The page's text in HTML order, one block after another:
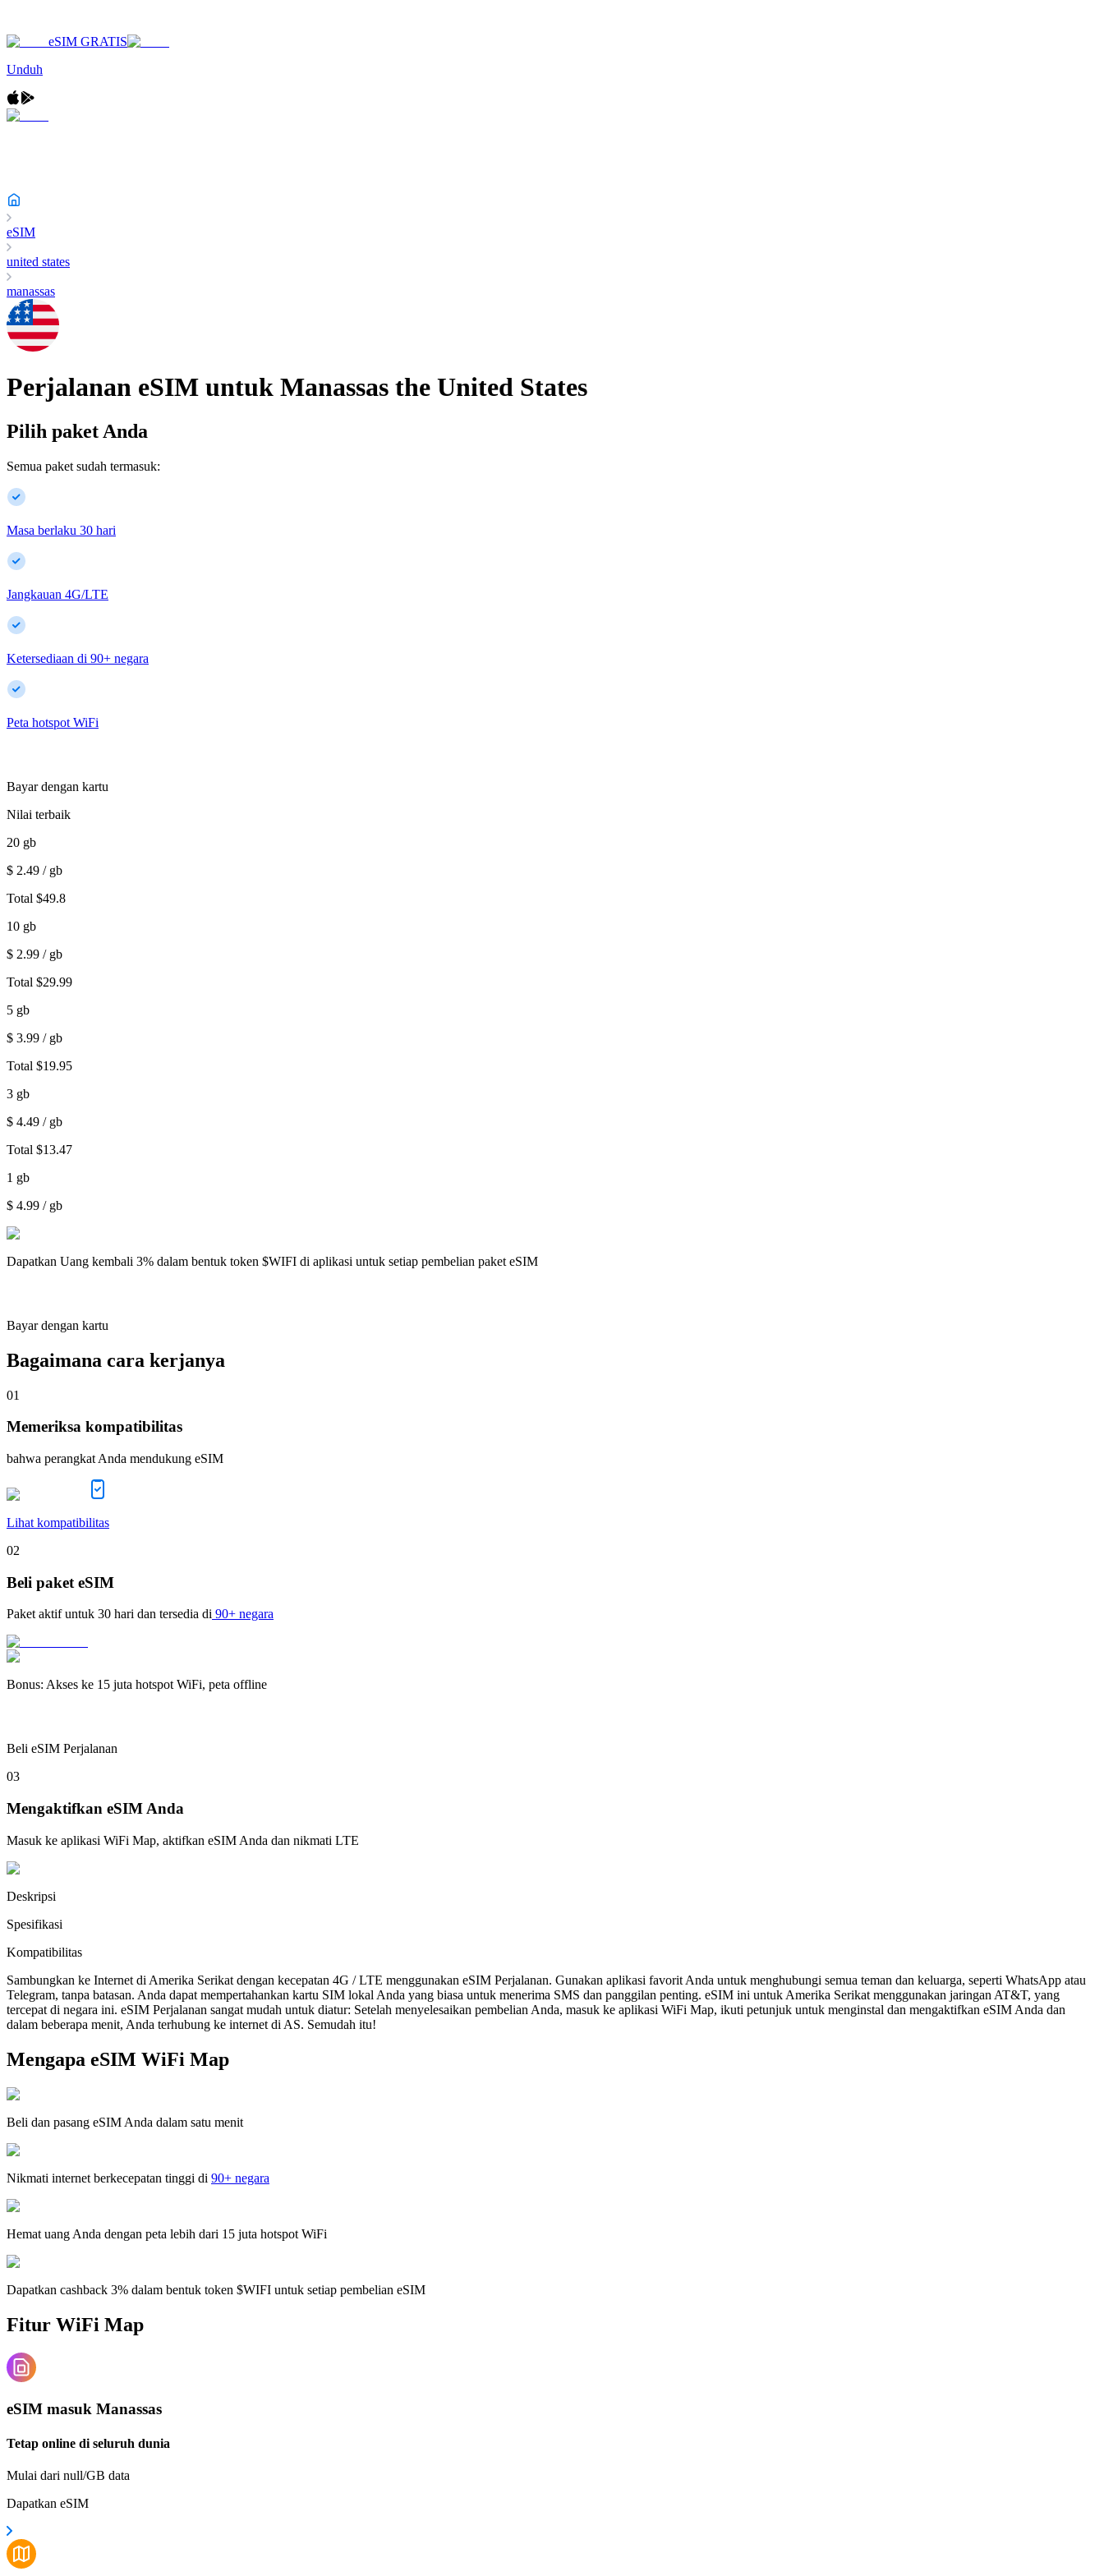
eSIM GRATIS
Unduh
eSIM
united states
manassas
Perjalanan eSIM untuk Manassas the United States
Pilih paket Anda
Semua paket sudah termasuk:
Masa berlaku 30 hari
Jangkauan 4G/LTE
Ketersediaan di 90+ negara
Peta hotspot WiFi
Bayar dengan kartu
Nilai terbaik
20 gb
$ 2.49 / gb
Total $49.8
10 gb
$ 2.99 / gb
Total $29.99
5 gb
$ 3.99 / gb
Total $19.95
3 gb
$ 4.49 / gb
Total $13.47
1 gb
$ 4.99 / gb
Dapatkan Uang kembali 3% dalam bentuk token $WIFI di aplikasi untuk setiap pembelian paket eSIM
Bayar dengan kartu
Bagaimana cara kerjanya
01
Memeriksa kompatibilitas
bahwa perangkat Anda mendukung eSIM
Lihat kompatibilitas
02
Beli paket eSIM
Paket aktif untuk 30 hari dan tersedia di 90+ negara
Bonus: Akses ke 15 juta hotspot WiFi, peta offline
Beli eSIM Perjalanan
03
Mengaktifkan eSIM Anda
Masuk ke aplikasi WiFi Map, aktifkan eSIM Anda dan nikmati LTE
Deskripsi
Spesifikasi
Kompatibilitas
Sambungkan ke Internet di Amerika Serikat dengan kecepatan 4G / LTE menggunakan eSIM Perjalanan. Gunakan aplikasi favorit Anda untuk menghubungi semua teman dan keluarga, seperti WhatsApp atau
Telegram, tanpa batasan. Anda dapat mempertahankan kartu SIM lokal Anda yang biasa untuk menerima SMS dan panggilan penting. eSIM ini untuk Amerika Serikat menggunakan jaringan AT&T, yang
tercepat di negara ini. eSIM Perjalanan sangat mudah untuk diatur: Setelah menyelesaikan pembelian Anda, masuk ke aplikasi WiFi Map, ikuti petunjuk untuk menginstal dan mengaktifkan eSIM Anda dan
dalam beberapa menit, Anda terhubung ke internet di AS. Semudah itu!
Mengapa eSIM WiFi Map
Beli dan pasang eSIM Anda dalam satu menit
Nikmati internet berkecepatan tinggi di 90+ negara
Hemat uang Anda dengan peta lebih dari 15 juta hotspot WiFi
Dapatkan cashback 3% dalam bentuk token $WIFI untuk setiap pembelian eSIM
Fitur WiFi Map
eSIM masuk Manassas
Tetap online di seluruh dunia
Mulai dari null/GB data
Dapatkan eSIM